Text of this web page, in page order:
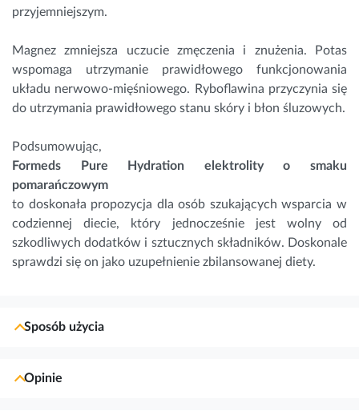
przyjemniejszym.
Magnez zmniejsza uczucie zmęczenia i znużenia. Potas
wspomaga utrzymanie prawidłowego funkcjonowania
układu nerwowo-mięśniowego. Ryboflawina przyczynia się
do utrzymania prawidłowego stanu skóry i błon śluzowych.
Podsumowując,
Formeds Pure Hydration elektrolity o smaku
pomarańczowym
to doskonała propozycja dla osób szukających wsparcia w
codziennej diecie, który jednocześnie jest wolny od
szkodliwych dodatków i sztucznych składników. Doskonale
sprawdzi się on jako uzupełnienie zbilansowanej diety.
Sposób użycia
Opinie